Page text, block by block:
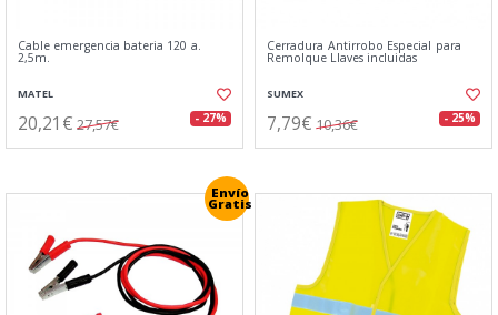
Cable emergencia bateria 120 a.
2,5m.
MATEL
20,21€ 27,57€ - 27%
Cerradura Antirrobo Especial para
Remolque Llaves incluidas
SUMEX
7,79€ 10,36€ - 25%
Envío
Gratis